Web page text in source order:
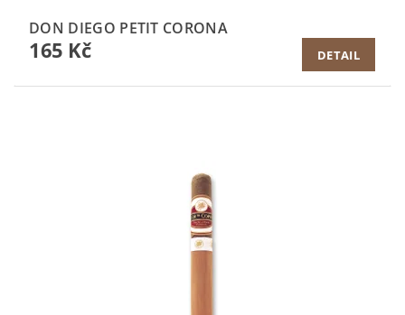
DON DIEGO PETIT CORONA
165 Kč DETAIL